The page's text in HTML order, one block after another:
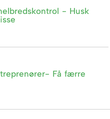
- Husk
Få færre